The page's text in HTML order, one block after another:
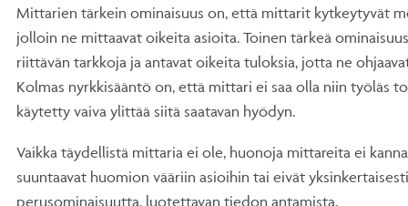
Mittarien tärkein ominaisuus on, että mittarit kytkeytyvät
jolloin ne mittaavat oikeita asioita. Toinen tärkeä
riittävän tarkkoja ja antavat oikeita tuloksia, jotta ne
Kolmas nyrkkisääntö on, että mittari ei saa olla niin työläs
käytetty vaiva ylittää siitä saatavan hyödyn.
Vaikka täydellistä mittaria ei ole, huonoja mittareita ei
suuntaavat huomion vääriin asioihin tai eivät
perusominaisuutta, luotettavan tiedon antamista.